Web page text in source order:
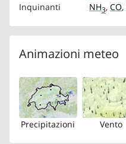
Inquinanti
NH3, CO,
Animazioni meteo
Precipitazioni Vento